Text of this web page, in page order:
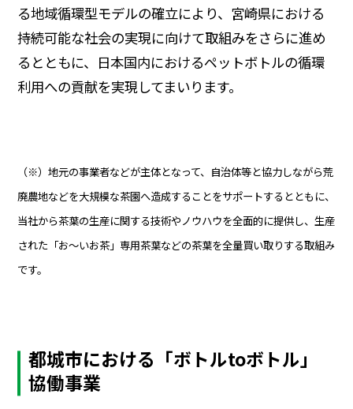
る地域循環型モデルの確立により、宮崎県における
持続可能な社会の実現に向けて取組みをさらに進め
るとともに、日本国内におけるペットボトルの循環
利用への貢献を実現してまいります。
（※）地元の事業者などが主体となって、自治体等と協力しながら荒
廃農地などを大規模な茶園へ造成することをサポートするとともに、
当社から茶葉の生産に関する技術やノウハウを全面的に提供し、生産
された「お～いお茶」専用茶葉などの茶葉を全量買い取りする取組み
です。
都城市における「ボトルtoボトル」
協働事業